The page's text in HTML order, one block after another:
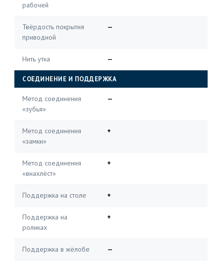
рабочей
Твёрдость покрытия
приводной
—
Нить утка —
СОЕДИНЕНИЕ И ПОДДЕРЖКА
Метод соединения
«зубья»
—
Метод соединения
«замки»
+
Метод соединения
«внахлёст»
+
Поддержка на столе +
Поддержка на
роликах
+
Поддержка в жёлобе —